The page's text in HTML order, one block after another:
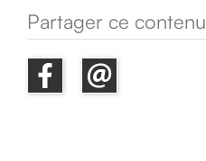
Partager ce contenu